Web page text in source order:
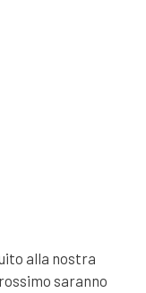
alla nostra
saranno